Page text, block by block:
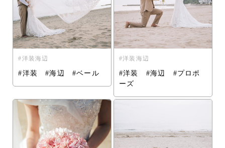
洋装海辺
#洋装 #海辺 #ベール
洋装海辺
#洋装 #海辺 #プロポ
ーズ